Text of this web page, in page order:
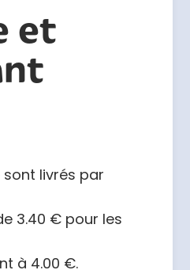
et
sont livrés par
3.40 € pour les
à 4.00 €.